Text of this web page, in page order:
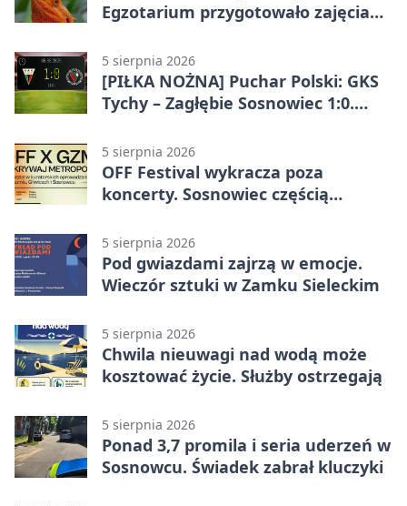
Egzotarium przygotowało zajęcia
5 sierpnia 2026
[PIŁKA NOŻNA] Puchar Polski: GKS
Tychy – Zagłębie Sosnowiec 1:0.
przed przerwą
5 sierpnia 2026
OFF Festival wykracza poza
koncerty. Sosnowiec częścią
5 sierpnia 2026
Pod gwiazdami zajrzą w emocje.
Wieczór sztuki w Zamku Sieleckim
5 sierpnia 2026
Chwila nieuwagi nad wodą może
kosztować życie. Służby ostrzegają
5 sierpnia 2026
Ponad 3,7 promila i seria uderzeń w
Sosnowcu. Świadek zabrał kluczyki